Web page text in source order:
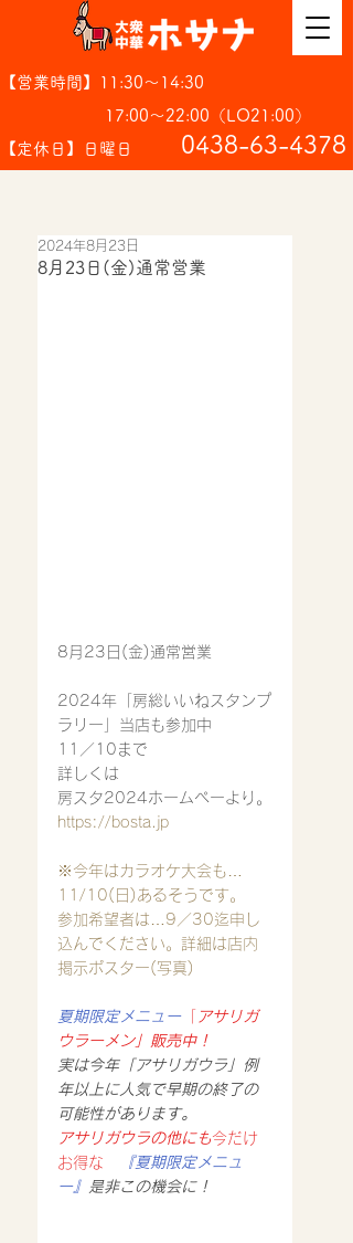
【営業時間】11:30～14:30
17:00～22:00（LO21:00）
【定休日】日曜日
​0438-63-4378
8月23日(金)通常営業
2024年8月23日
8月23日(金)通常営業
2024年「房総いいねスタンプ
ラリー」当店も参加中
11／10まで
詳しくは
房スタ2024ホームペーより。
https://bosta.jp
※今年はカラオケ大会も…
11/10(日)あるそうです。
参加希望者は…9／30迄申し
込んでください。詳細は店内
掲示ポスター(写真)
夏期限定メニュー「
アサリガ
ウラーメン」販売中！
実は今年「アサリガウラ」例
年以上に人気で早期の終了の
可能性があります。
アサリガウラの他にも今だけ
お得な
『夏期限定メニュ
ー』 是非この機会に！